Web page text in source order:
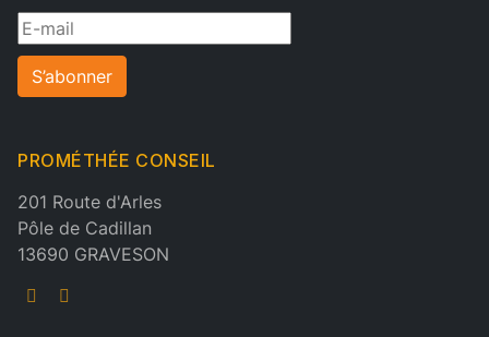
S’abonner
PROMÉTHÉE CONSEIL
201 Route d'Arles
Pôle de Cadillan
13690 GRAVESON